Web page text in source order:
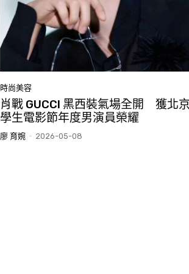
時尚美容
肖戰 GUCCI 黑西裝氣場全開 獲北
學生電影節年度男演員榮耀
廖 育婉 - 2026-05-08